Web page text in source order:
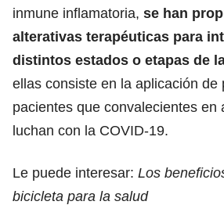
inmune inflamatoria, se han
alterativas terapéuticas para
distintos estados o etapas de
ellas consiste en la aplicación de
pacientes que convalecientes en
luchan con la COVID-19.
Le puede interesar: Los
bicicleta para la salud